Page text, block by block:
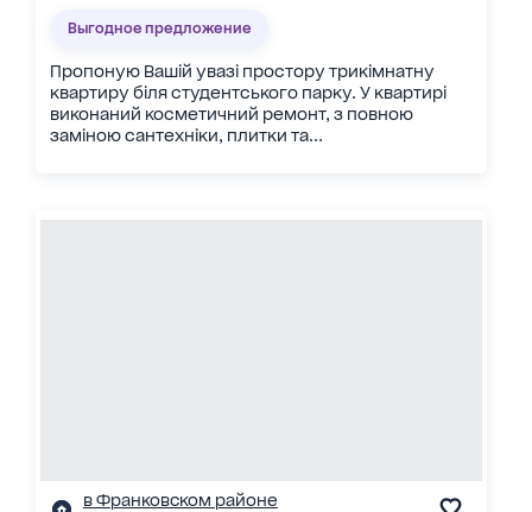
Выгодное предложение
Пропоную Вашій увазі простору трикімнатну
квартиру біля студентського парку. У квартирі
виконаний косметичний ремонт, з повною
заміною сантехніки, плитки та...
в Франковском районе